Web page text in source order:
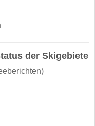
der Skigebiete